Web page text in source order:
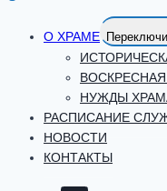
О ХРАМЕ
НУЖДЫ
РАСПИСАНИЕ
НОВОСТИ
КОНТАКТЫ